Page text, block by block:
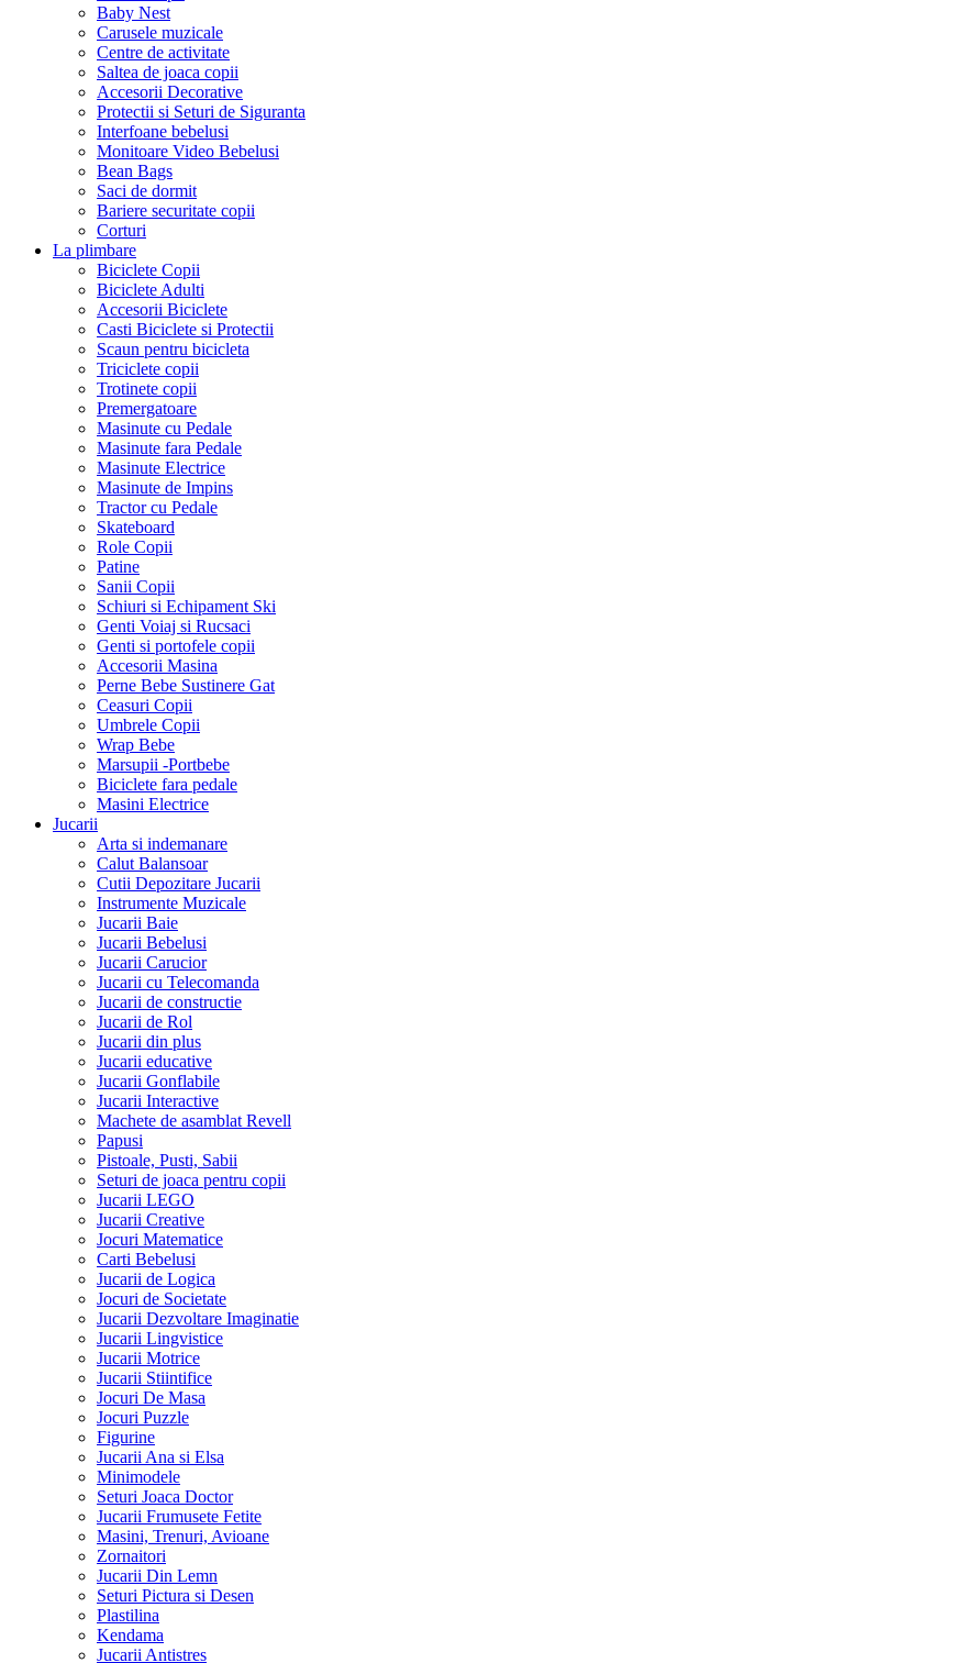
Baby Nest
Carusele muzicale
Centre de activitate
Saltea de joaca copii
Accesorii Decorative
Protectii si Seturi de Siguranta
Interfoane bebelusi
Monitoare Video Bebelusi
Bean Bags
Saci de dormit
Bariere securitate copii
Corturi
La plimbare
Biciclete Copii
Biciclete Adulti
Accesorii Biciclete
Casti Biciclete si Protectii
Scaun pentru bicicleta
Triciclete copii
Trotinete copii
Premergatoare
Masinute cu Pedale
Masinute fara Pedale
Masinute Electrice
Masinute de Impins
Tractor cu Pedale
Skateboard
Role Copii
Patine
Sanii Copii
Schiuri si Echipament Ski
Genti Voiaj si Rucsaci
Genti si portofele copii
Accesorii Masina
Perne Bebe Sustinere Gat
Ceasuri Copii
Umbrele Copii
Wrap Bebe
Marsupii -Portbebe
Biciclete fara pedale
Masini Electrice
Jucarii
Arta si indemanare
Calut Balansoar
Cutii Depozitare Jucarii
Instrumente Muzicale
Jucarii Baie
Jucarii Bebelusi
Jucarii Carucior
Jucarii cu Telecomanda
Jucarii de constructie
Jucarii de Rol
Jucarii din plus
Jucarii educative
Jucarii Gonflabile
Jucarii Interactive
Machete de asamblat Revell
Papusi
Pistoale, Pusti, Sabii
Seturi de joaca pentru copii
Jucarii LEGO
Jucarii Creative
Jocuri Matematice
Carti Bebelusi
Jucarii de Logica
Jocuri de Societate
Jucarii Dezvoltare Imaginatie
Jucarii Lingvistice
Jucarii Motrice
Jucarii Stiintifice
Jocuri De Masa
Jocuri Puzzle
Figurine
Jucarii Ana si Elsa
Minimodele
Seturi Joaca Doctor
Jucarii Frumusete Fetite
Masini, Trenuri, Avioane
Zornaitori
Jucarii Din Lemn
Seturi Pictura si Desen
Plastilina
Kendama
Jucarii Antistres